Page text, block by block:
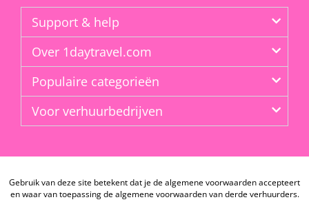
Support & help
Over 1daytravel.com
Populaire categorieën
Voor verhuurbedrijven
Gebruik van deze site betekent dat je de algemene voorwaarden accepteert
en waar van toepassing de algemene voorwaarden van derde verhuurders.